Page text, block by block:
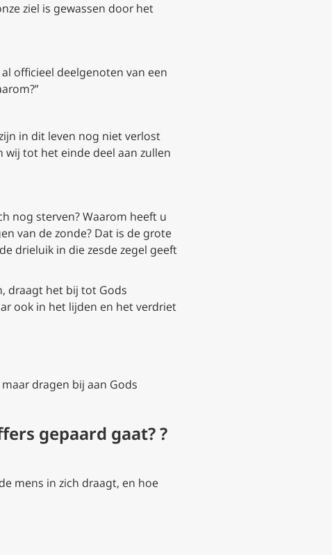
ziel is gewassen door het
officieel deelgenoten van een
in dit leven nog niet verlost
tot het einde deel aan zullen
nog sterven? Waarom heeft u
van de zonde? Dat is de grote
drieluik in die zesde zegel geeft
draagt het bij tot Gods
ook in het lijden en het verdriet
dragen bij aan Gods
gepaard gaat? ?
mens in zich draagt, en hoe